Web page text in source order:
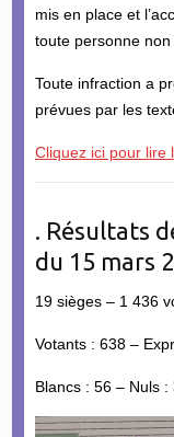
mis en place et
toute personne non
Toute infraction a
prévues par les
Cliquez ici pour lire
. Résultats
du 15 mars
19 sièges – 1 436
Votants : 638 –
Blancs : 56 – Nuls :